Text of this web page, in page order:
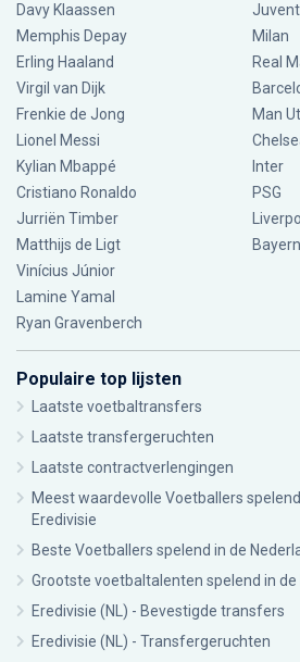
Davy Klaassen
Memphis Depay
Erling Haaland
Virgil van Dijk
Frenkie de Jong
Lionel Messi
Kylian Mbappé
Cristiano Ronaldo
Jurriën Timber
Matthijs de Ligt
Vinícius Júnior
Lamine Yamal
Ryan Gravenberch
Milan
Real
Man
Inter
PSG
Bayern
Populaire top lijsten
Laatste voetbaltransfers
Laatste transfergeruchten
Laatste contractverlengingen
Meest waardevolle Voetballers
Eredivisie
Beste Voetballers spelend in de
Grootste voetbaltalenten spelend in de
Eredivisie (NL) - Bevestigde transfers
Eredivisie (NL) - Transfergeruchten